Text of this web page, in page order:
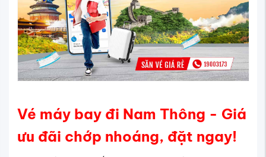
Vé máy bay đi Nam Thông - Giá
ưu đãi chớp nhoáng, đặt ngay!